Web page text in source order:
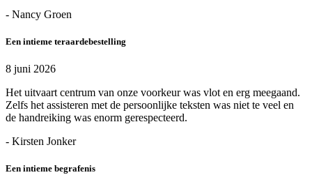
- Nancy Groen
Een intieme teraardebestelling
8 juni 2026
Het uitvaart centrum van onze voorkeur was vlot en erg meegaand.
Zelfs het assisteren met de persoonlijke teksten was niet te veel en
de handreiking was enorm gerespecteerd.
- Kirsten Jonker
Een intieme begrafenis